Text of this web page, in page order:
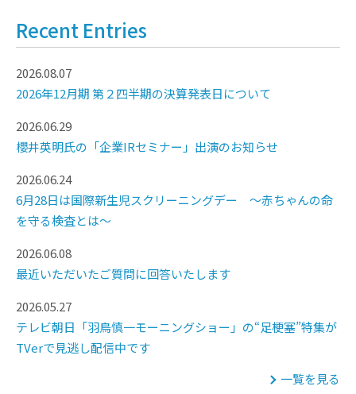
Recent Entries
2026.08.07
2026年12月期 第２四半期の決算発表日について
2026.06.29
櫻井英明氏の「企業IRセミナー」出演のお知らせ
2026.06.24
6月28日は国際新生児スクリーニングデー ～赤ちゃんの命
を守る検査とは～
2026.06.08
最近いただいたご質問に回答いたします
2026.05.27
テレビ朝日「羽鳥慎一モーニングショー」の“足梗塞”特集が
TVerで見逃し配信中です
一覧を見る